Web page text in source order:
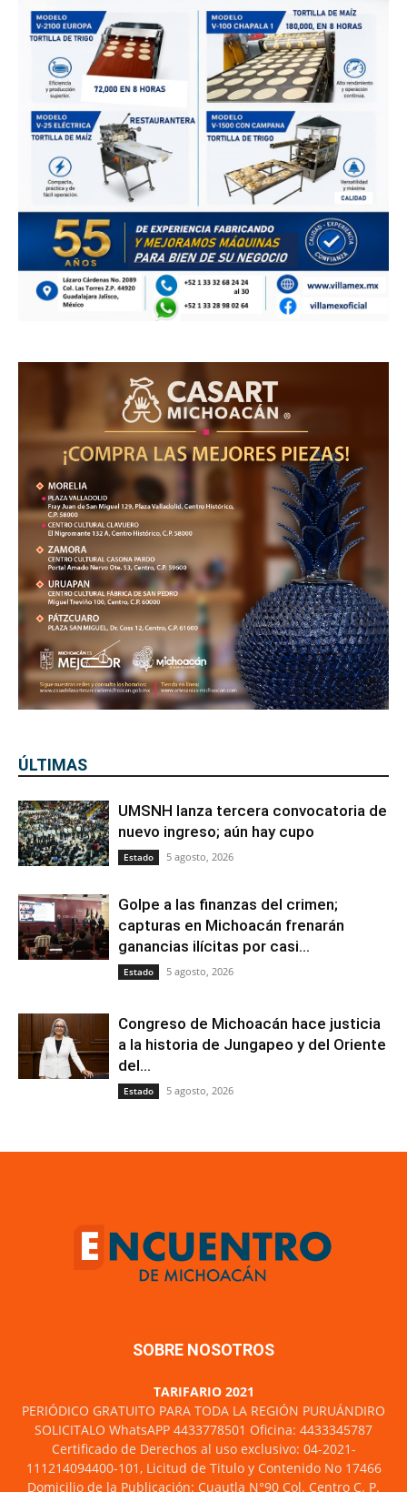
ÚLTIMAS
UMSNH lanza tercera convocatoria de
nuevo ingreso; aún hay cupo
Estado 5 agosto, 2026
Golpe a las finanzas del crimen;
capturas en Michoacán frenarán
ganancias ilícitas por casi...
Estado 5 agosto, 2026
Congreso de Michoacán hace justicia
a la historia de Jungapeo y del Oriente
del...
Estado 5 agosto, 2026
SOBRE NOSOTROS
TARIFARIO 2021
PERIÓDICO GRATUITO PARA TODA LA REGIÓN PURUÁNDIRO
SOLICITALO WhatsAPP 4433778501 Oficina: 4433345787
Certificado de Derechos al uso exclusivo: 04-2021-
111214094400-101, Licitud de Titulo y Contenido No 17466
Domicilio de la Publicación: Cuautla N°90 Col. Centro C. P.